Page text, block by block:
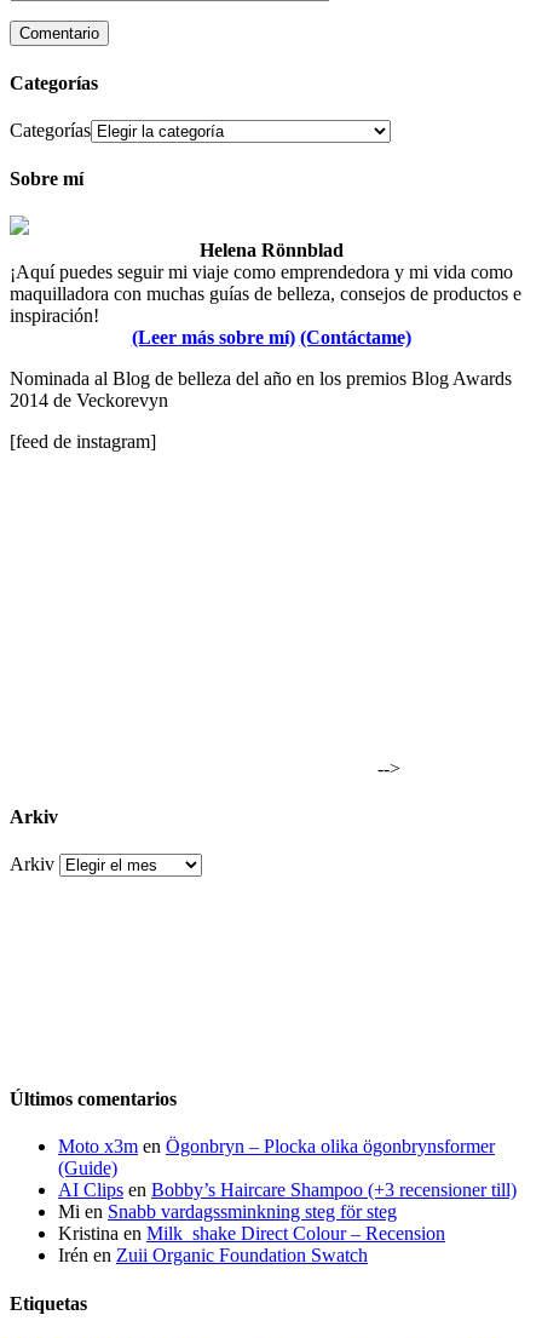
Categorías
Categorías
Sobre mí
Helena Rönnblad
¡Aquí puedes seguir mi viaje como emprendedora y mi vida como
maquilladora con muchas guías de belleza, consejos de productos e
inspiración!
(Leer más sobre mí) (Contáctame)
Nominada al Blog de belleza del año en los premios Blog Awards
2014 de Veckorevyn
[feed de instagram]
-->
Arkiv
Arkiv
Últimos comentarios
Moto x3m en Ögonbryn – Plocka olika ögonbrynsformer
(Guide)
AI Clips en Bobby’s Haircare Shampoo (+3 recensioner till)
Mi en Snabb vardagssminkning steg för steg
Kristina en Milk_shake Direct Colour – Recension
Irén en Zuii Organic Foundation Swatch
Etiquetas